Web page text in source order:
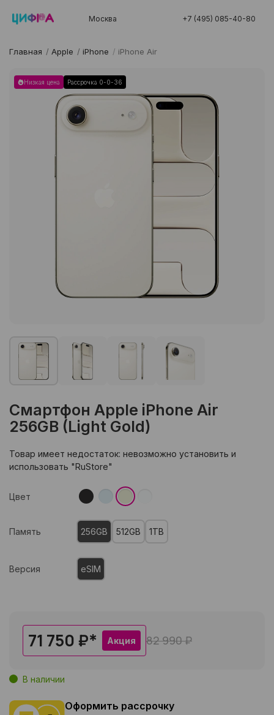
Москва +7 (495) 085-40-80
Главная / Apple / iPhone / iPhone Air
Низкая цена Рассрочка 0-0-36
Смартфон Apple iPhone Air
256GB (Light Gold)
Товар имеет недостаток: невозможно установить и
использовать "RuStore"
Цвет
Память 256GB 512GB 1TB
Версия eSIM
71 750 ₽* Акция 82 990 ₽
В наличии
Оформить рассрочку